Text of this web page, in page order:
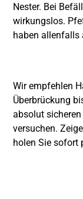
Nester. Bei
wirkungslos.
haben allenfalls
Wir empfehlen
Überbrückung
absolut
versuchen.
holen Sie sofort